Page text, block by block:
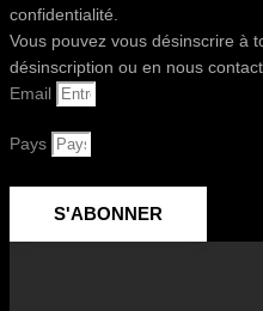
confidentialité.
Vous pouvez vous désinscrire à
désinscription ou en nous
Email
Pays
S'ABONNER